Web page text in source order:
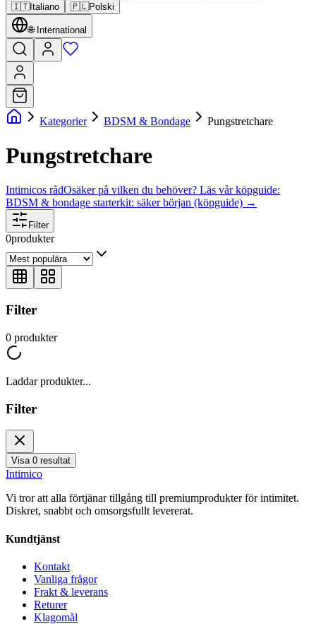
🇮🇹Italiano 🇵🇱Polski
🌐 International
Kategorier BDSM & Bondage Pungstretchare
Pungstretchare
Intimicos rådOsäker på vilken du behöver? Läs vår köpguide:
BDSM & bondage starterkit: säker början (köpguide) →
Filter
0produkter
Filter
0 produkter
Laddar produkter...
Filter
Visa 0 resultat
Intimico
Vi tror att alla förtjänar tillgång till premiumprodukter för intimitet.
Diskret, snabbt och omsorgsfullt levererat.
Kundtjänst
Kontakt
Vanliga frågor
Frakt & leverans
Returer
Klagomål